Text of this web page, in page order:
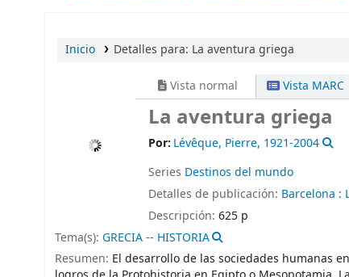
Inicio Detalles para: La aventura griega
Vista normal Vista MARC
La aventura griega
Por: Lévêque, Pierre, 1921-2004
Series Destinos del mundo
Detalles de publicación: Barcelona :
Descripción: 625 p
Tema(s): GRECIA -- HISTORIA
Resumen: El desarrollo de las sociedades humanas